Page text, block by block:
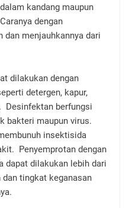
kandang maupun
dengan
dan menjauhkannya dari
dilakukan dengan
detergen, kapur,
Desinfektan berfungsi
bakteri maupun virus.
insektisida
Penyemprotan dengan
dapat dilakukan lebih dari
tingkat keganasan